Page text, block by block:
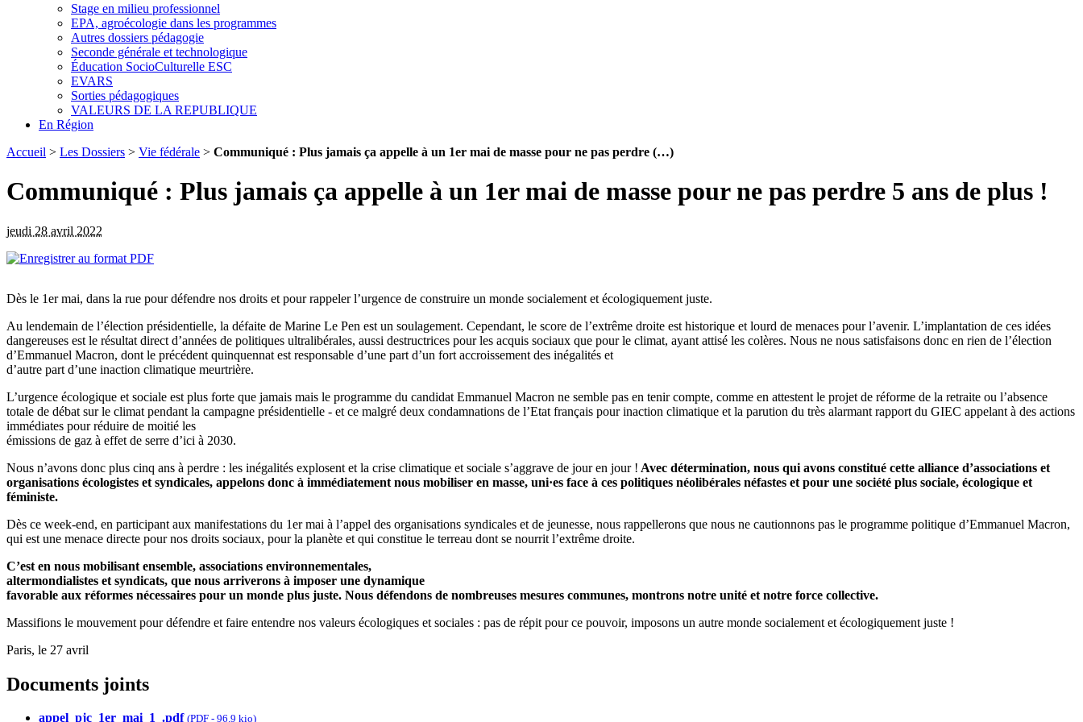
Stage en milieu professionnel
EPA, agroécologie dans les programmes
Autres dossiers pédagogie
Seconde générale et technologique
Éducation SocioCulturelle ESC
EVARS
Sorties pédagogiques
VALEURS DE LA REPUBLIQUE
En Région
Accueil > Les Dossiers > Vie fédérale > Communiqué : Plus jamais ça appelle à un 1er mai de masse pour ne pas perdre (…)
Communiqué : Plus jamais ça appelle à un 1er mai de masse pour ne pas perdre 5 ans de plus !
jeudi 28 avril 2022
Dès le 1er mai, dans la rue pour défendre nos droits et pour rappeler l’urgence de construire un monde socialement et écologiquement juste.
Au lendemain de l’élection présidentielle, la défaite de Marine Le Pen est un soulagement. Cependant, le score de l’extrême droite est historique et lourd de menaces pour l’avenir. L’implantation de ces idées
dangereuses est le résultat direct d’années de politiques ultralibérales, aussi destructrices pour les acquis sociaux que pour le climat, ayant attisé les colères. Nous ne nous satisfaisons donc en rien de l’élection
d’Emmanuel Macron, dont le précédent quinquennat est responsable d’une part d’un fort accroissement des inégalités et
d’autre part d’une inaction climatique meurtrière.
L’urgence écologique et sociale est plus forte que jamais mais le programme du candidat Emmanuel Macron ne semble pas en tenir compte, comme en attestent le projet de réforme de la retraite ou l’absence
totale de débat sur le climat pendant la campagne présidentielle - et ce malgré deux condamnations de l’Etat français pour inaction climatique et la parution du très alarmant rapport du GIEC appelant à des actions
immédiates pour réduire de moitié les
émissions de gaz à effet de serre d’ici à 2030.
Nous n’avons donc plus cinq ans à perdre : les inégalités explosent et la crise climatique et sociale s’aggrave de jour en jour ! Avec détermination, nous qui avons constitué cette alliance d’associations et
organisations écologistes et syndicales, appelons donc à immédiatement nous mobiliser en masse, uni·es face à ces politiques néolibérales néfastes et pour une société plus sociale, écologique et
féministe.
Dès ce week-end, en participant aux manifestations du 1er mai à l’appel des organisations syndicales et de jeunesse, nous rappellerons que nous ne cautionnons pas le programme politique d’Emmanuel Macron,
qui est une menace directe pour nos droits sociaux, pour la planète et qui constitue le terreau dont se nourrit l’extrême droite.
C’est en nous mobilisant ensemble, associations environnementales,
altermondialistes et syndicats, que nous arriverons à imposer une dynamique
favorable aux réformes nécessaires pour un monde plus juste. Nous défendons de nombreuses mesures communes, montrons notre unité et notre force collective.
Massifions le mouvement pour défendre et faire entendre nos valeurs écologiques et sociales : pas de répit pour ce pouvoir, imposons un autre monde socialement et écologiquement juste !
Paris, le 27 avril
Documents joints
appel_pjc_1er_mai_1_.pdf (PDF - 96.9 kio)